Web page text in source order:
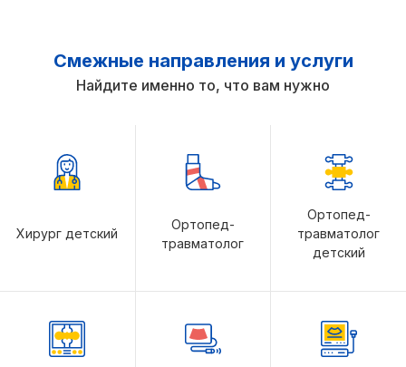
Смежные направления и услуги
Найдите именно то, что вам нужно
Хирург детский
Ортопед-
травматолог
Ортопед-
травматолог
детский